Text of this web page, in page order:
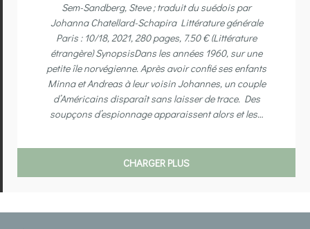
Sem-Sandberg, Steve ; traduit du suédois par
Johanna Chatellard-Schapira Littérature générale
Paris : 10/18, 2021, 280 pages, 7.50 € (Littérature
étrangère) SynopsisDans les années 1960, sur une
petite île norvégienne. Après avoir confié ses enfants
Minna et Andreas à leur voisin Johannes, un couple
d’Américains disparaît sans laisser de trace. Des
soupçons d’espionnage apparaissent alors et les…
CHARGER PLUS